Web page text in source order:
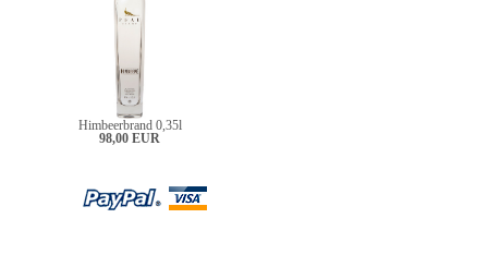
Himbeerbrand 0,35l
98,00 EUR